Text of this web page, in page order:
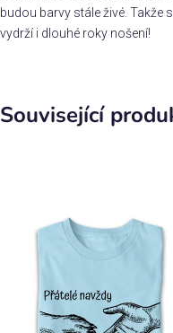
budou barvy stále živé. Takže
vydrží i dlouhé roky nošení!
Související